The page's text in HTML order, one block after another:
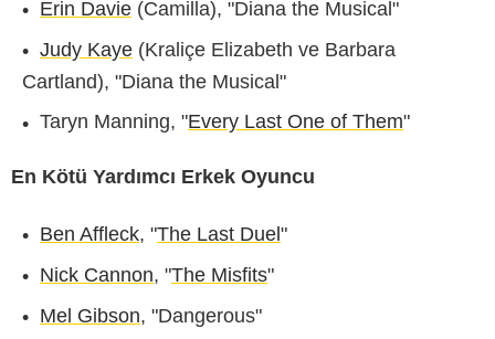
Erin Davie (Camilla), "Diana the Musical"
Judy Kaye (Kraliçe Elizabeth ve Barbara
Cartland), "Diana the Musical"
Taryn Manning, "Every Last One of Them"
En Kötü Yardımcı Erkek Oyuncu
Ben Affleck, "The Last Duel"
Nick Cannon, "The Misfits"
Mel Gibson, "Dangerous"